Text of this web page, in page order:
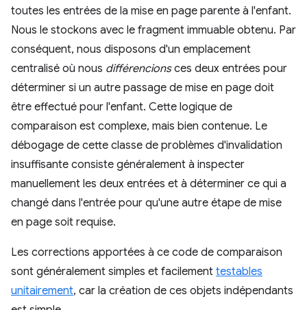
toutes les entrées de la mise en page parente à l'enfant.
Nous le stockons avec le fragment immuable obtenu. Par
conséquent, nous disposons d'un emplacement
centralisé où nous différencionsces deux entrées pour
déterminer si un autre passage de mise en page doit
être effectué pour l'enfant. Cette logique de
comparaison est complexe, mais bien contenue. Le
débogage de cette classe de problèmes d'invalidation
insuffisante consiste généralement à inspecter
manuellement les deux entrées et à déterminer ce qui a
changé dans l'entrée pour qu'une autre étape de mise
en page soit requise.
Les corrections apportées à ce code de comparaison
sont généralement simples et facilement testables
unitairement, car la création de ces objets indépendants